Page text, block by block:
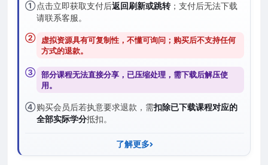
①点击立即获取支付后返回刷新或跳转；支付后无法下载
请联系客服。
② 虚拟资源具有可复制性，不懂可询问；购买后不支持任何
方式的退款。
③ 部分课程无法直接分享，已压缩处理，需下载后解压使
用。
④购买会员后若执意要求退款，需扣除已下载课程对应的
全部实际学分抵扣。
了解更多